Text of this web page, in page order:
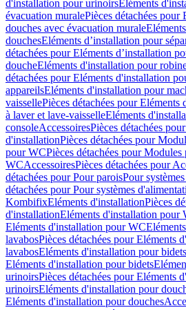
d'installation pour urinoirsEléments
évacuation muralePièces détachées
douches avec évacuation murale
douchesEléments d’installation pour
détachées pour Eléments d’installation
doucheEléments d'installation pour
détachées pour Eléments d'installation
appareilsEléments d'installation pour
vaissellePièces détachées pour
à laver et lave-vaisselleEléments
consoleAccessoiresPièces détachées
d'installationPièces détachées pour
pour WCPièces détachées pour Modules
WCAccessoiresPièces détachées pour
détachées pour Pour paroisPour
détachées pour Pour systèmes
KombifixEléments d'installationPièces
d'installationEléments d'installation pour
Eléments d'installation pour WC
lavabosPièces détachées pour Eléments
lavabosEléments d'installation pour bidets
Eléments d'installation pour bidets
urinoirsPièces détachées pour Eléments
urinoirsEléments d'installation pour
Eléments d'installation pour douches